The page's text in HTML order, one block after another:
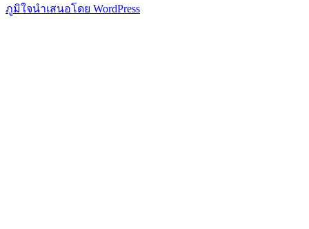
ภูมิใจนำเสนอโดย WordPress